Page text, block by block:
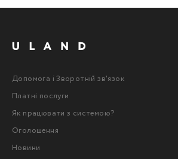
Допомога і Зворотній зв'язок
Платні послуги
Як працювати з системою?
Оголошення
Новини